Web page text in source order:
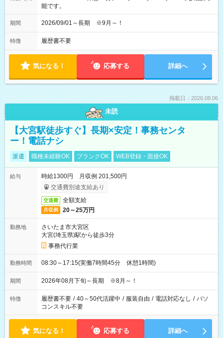
能です。
期間 2026/09/01～長期 ※9月～！
特徴 履歴書不要
気になる！ 応募する 詳細へ
掲載日：2026.08.06
未読
【大宮駅徒歩すぐ】長期×安定！事務センタ
ー！電話ナシ
派遣 職種未経験OK ブランクOK WEB登録・面接OK
給与
時給1300円 月収例 201,500円
交通費別途支給あり
交通費 全額支給
月収例 20～25万円
勤務地
さいたま市大宮区
大宮(埼玉県)駅から徒歩3分
事務代行業
勤務時間 08:30～17:15(実働7時間45分 休憩1時間)
期間 2026年08月下旬～長期 ※8月～！
特徴 履歴書不要 / 40～50代活躍中 / 服装自由 / 電話対応なし / パソ
コンスキル不要
気になる！ 応募する 詳細へ